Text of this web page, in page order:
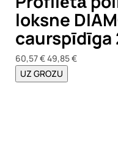
loksne
caurspīdīga
60,57 €49,85 €
UZ GROZU